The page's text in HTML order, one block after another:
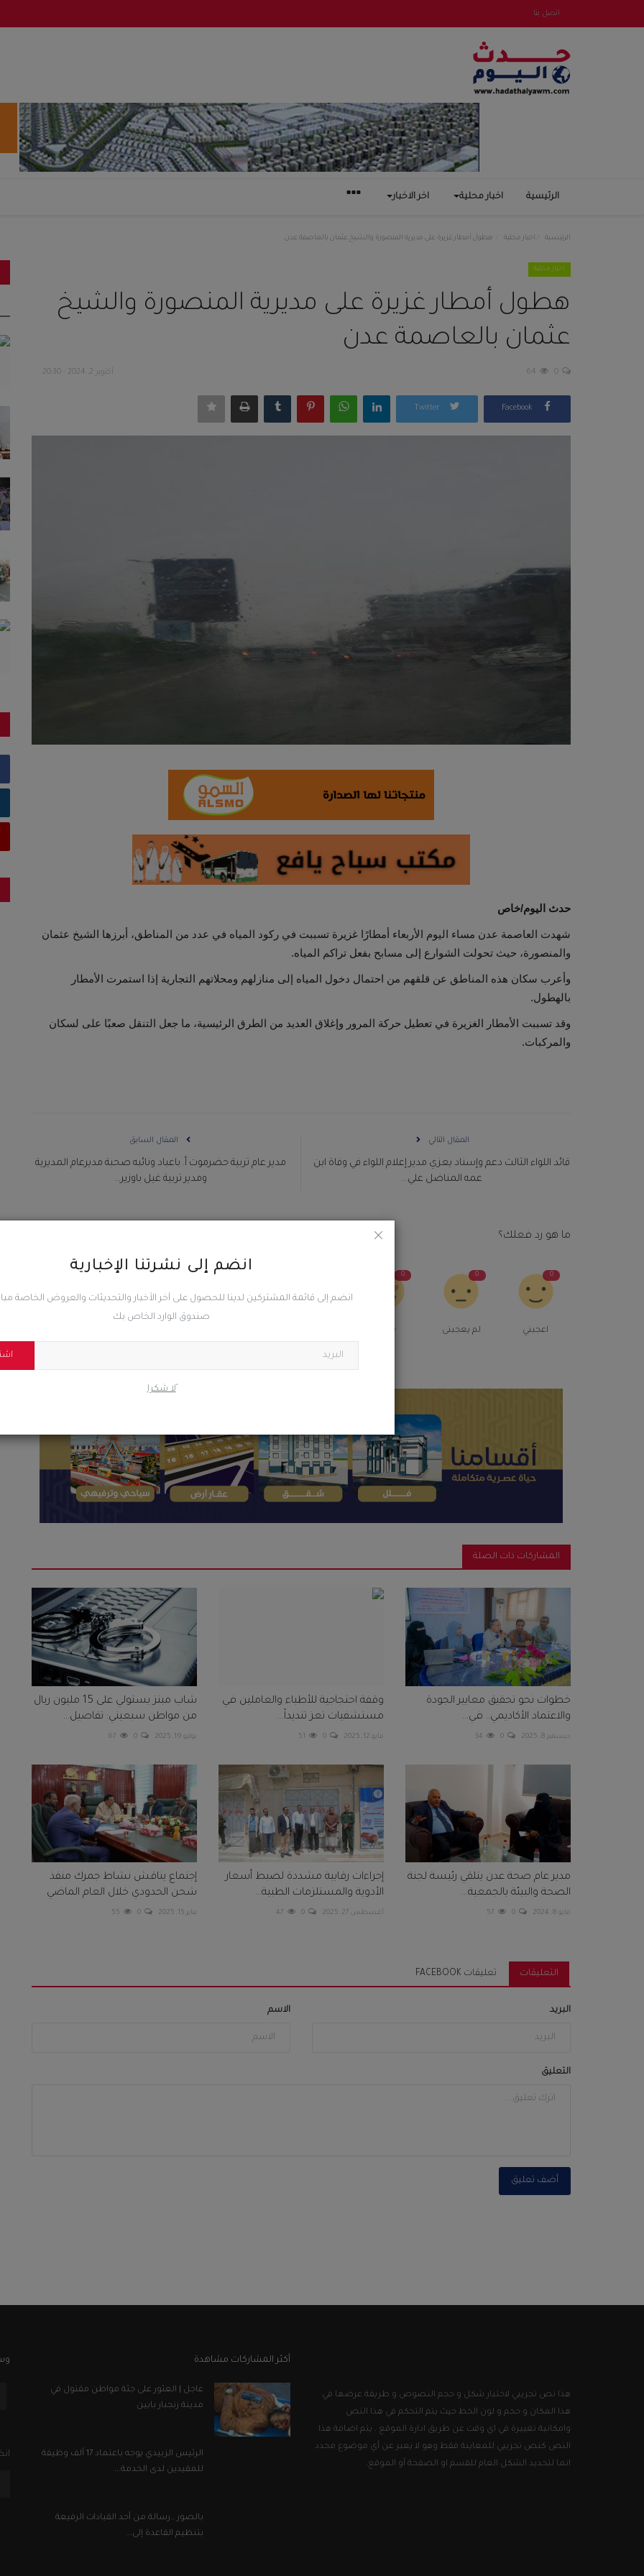
اتصل بنا
الرئيسية اخبار محلية اخر الاخبار
انضم إلى نشرتنا الإخبارية
انضم إلى قائمة المشتركين لدينا للحصول على آخر الأخبار والتحديثات والعروض الخاصة
صندوق الوارد الخاص بك
ًلا شكرا
الرئيسية اخبار محلية هطول أمطار غزيرة على مديرية المنصورة والشيخ عثمان بالعاصمة عدن
اخبار محلية
هطول أمطار غزيرة على مديرية المنصورة والشيخ
عثمان بالعاصمة عدن
أكتوبر 2, 2024 - 20:30 0
64
Facebook
Twitter
حدث اليوم/خاص
شهدت العاصمة عدن مساء اليوم الأربعاء أمطارًا غزيرة تسببت في ركود المياه في عدد من المناطق، أبرزها الشيخ عثمان
والمنصورة، حيث تحولت الشوارع إلى مسابح بفعل تراكم المياه.
وأعرب سكان هذه المناطق عن قلقهم من احتمال دخول المياه إلى منازلهم ومحلاتهم التجارية إذا استمرت الأمطار
بالهطول.
وقد تسببت الأمطار الغزيرة في تعطيل حركة المرور وإغلاق العديد من الطرق الرئيسية، ما جعل التنقل صعبًا على لسكان
والمركبات.
المقال السابق
مدير عام تربية حضرموت أ. باعباد ونائبه صحبة مديرعام المديرية
ومدير تربية غيل باوزير...
المقال التالي
قائد اللواء الثالث دعم وإسناد يعزي مدير إعلام اللواء في وفاة ابن
عمه المناضل علي...
ما هو رد فعلك؟
0
اعجبني
0
لم يعجبنى
0
Love
المشاركات ذات الصلة
خطوات نحو تحقيق معايير الجودة
والاعتماد الأكاديمي.. في...
ديسمبر 8, 2025 0
34
وقفة احتجاجية للأطباء والعاملين في
مستشفيات تعز تنديداً...
مايو 12, 2025 0
51
شاب مبتز يستولي على 15 مليون ريال
من مواطن سبعيني: تفاصيل...
يوليو 19, 2025 0
67
مدير عام صحة عدن يتلقي رئيسة لجنة
الصحة والبيئة بالجمعية...
مايو 8, 2024 0
57
إجراءات رقابية مشددة لضبط أسعار
الأدوية والمستلزمات الطبية...
أغسطس 27, 2025 0
47
إجتماع يناقش نشاط جمرك منفذ
شحن الحدودي خلال العام الماضي
يناير 15, 2025 0
55
التعليقات تعليقات FACEBOOK
الاسم البريد
التعليق
أضف تعليق
هذا نص تجريبي لاختبار شكل و حجم النصوص و طريقة عرضها في
هذا المكان و حجم و لون الخط حيث يتم التحكم في هذا النص
وامكانية تغييرة في اي وقت عن طريق ادارة الموقع . يتم اضافة هذا
النص كنص تجريبي للمعاينة فقط وهو لا يعبر عن أي موضوع محدد
انما لتحديد الشكل العام للقسم او الصفحة أو الموقع.
أكثر المشاركات مشاهدة
عاجل | العثور على جثة مواطن مقتول في
مدينة زنجبار بابين
الرئيس الزبيدي يوجه باعتماد 17 ألف وظيفة
للمقيدين لدى الخدمة...
بالصور ..رسالة من أحد القيادات الرفيعة
بتنظيم القاعدة إلى...